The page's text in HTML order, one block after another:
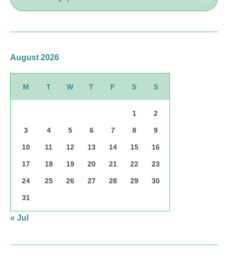
August 2026
M T W T F S S
1 2
3 4 5 6 7 8 9
10 11 12 13 14 15 16
17 18 19 20 21 22 23
24 25 26 27 28 29 30
31
« Jul